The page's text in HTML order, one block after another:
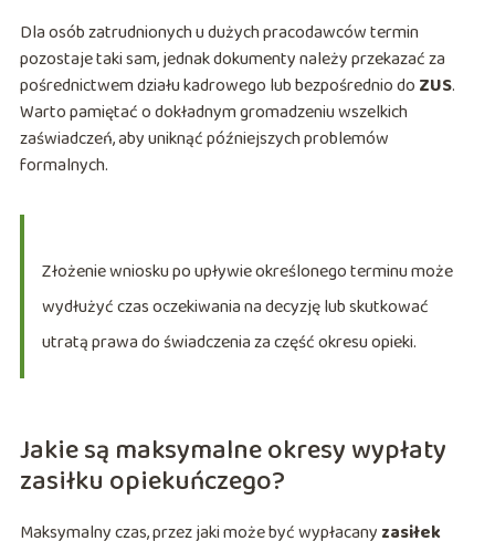
Dla osób zatrudnionych u dużych pracodawców termin
pozostaje taki sam, jednak dokumenty należy przekazać za
pośrednictwem działu kadrowego lub bezpośrednio do ZUS.
Warto pamiętać o dokładnym gromadzeniu wszelkich
zaświadczeń, aby uniknąć późniejszych problemów
formalnych.
Złożenie wniosku po upływie określonego terminu może
wydłużyć czas oczekiwania na decyzję lub skutkować
utratą prawa do świadczenia za część okresu opieki.
Jakie są maksymalne okresy wypłaty
zasiłku opiekuńczego?
Maksymalny czas, przez jaki może być wypłacany zasiłek